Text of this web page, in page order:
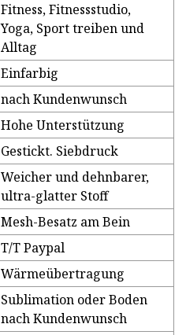
Fitness, Fitnessstudio,
Yoga, Sport treiben und
Alltag
Einfarbig
nach Kundenwunsch
Hohe Unterstützung
Gestickt. Siebdruck
Weicher und dehnbarer,
ultra-glatter Stoff
Mesh-Besatz am Bein
T/T Paypal
Wärmeübertragung
Sublimation oder Boden
nach Kundenwunsch